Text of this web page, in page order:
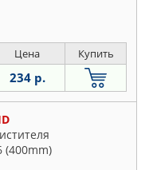
Цена Купить
234 р.
(400mm)